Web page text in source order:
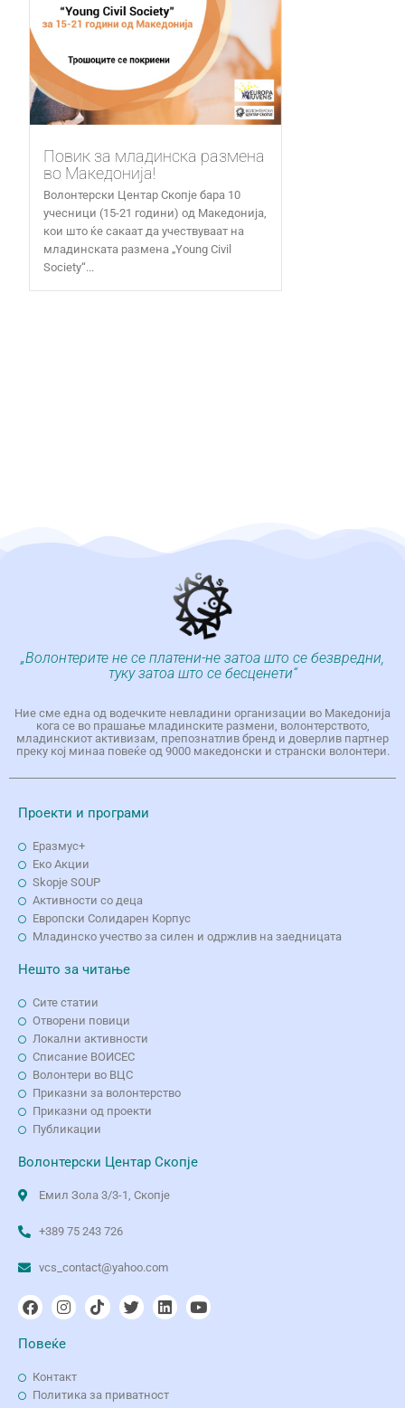
Повик за младинска размена
во Македонија!
Волонтерски Центар Скопје бара 10
учесници (15-21 години) од Македонија,
кои што ќе сакаат да учествуваат на
младинската размена „Young Civil
Society“...
„Волонтерите не се платени-не затоа што се безвредни,
туку затоа што се бесценети“
Ние сме една од водечките невладини организации во Македонија
кога се во прашање младинските размени, волонтерството,
младинскиот активизам, препознатлив бренд и доверлив партнер
преку кој минаа повеќе од 9000 македонски и странски волонтери.
Проекти и програми
Еразмус+
Еко Aкции
Skopje SOUP
Активности со деца
Европски Солидарен Корпус
Младинско учество за силен и одржлив на заедницата
Нешто за читање
Сите статии
Отворени повици
Локални активности
Списание ВОИСЕС
Волонтери во ВЦС
Приказни за волонтерство
Приказни од проекти
Публикации
Волонтерски Центар Скопје
Емил Зола 3/3-1, Скопје
+389 75 243 726
vcs_contact@yahoo.com
Повеќе
Контакт
Политика за приватност